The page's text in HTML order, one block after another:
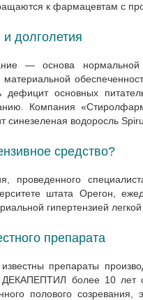
к фармацевтам с
долголетия
— основа
дефицит основных
Компания
синезеленая водоросль
средство?
проведенного
штата Орегон,
гипертензией
препарата
препараты
ДЕКАПЕПТИЛ более 10 лет
полового